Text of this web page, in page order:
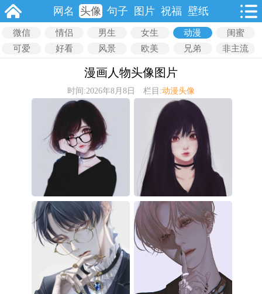
网名 头像 句子 图片 祝福 壁纸
微信 情侣 男生 女生 动漫
闺蜜
可爱
好看 风景 欧美 兄弟 非主流
漫画人物头像图片
时间:2026年8月8日 栏目:动漫头像